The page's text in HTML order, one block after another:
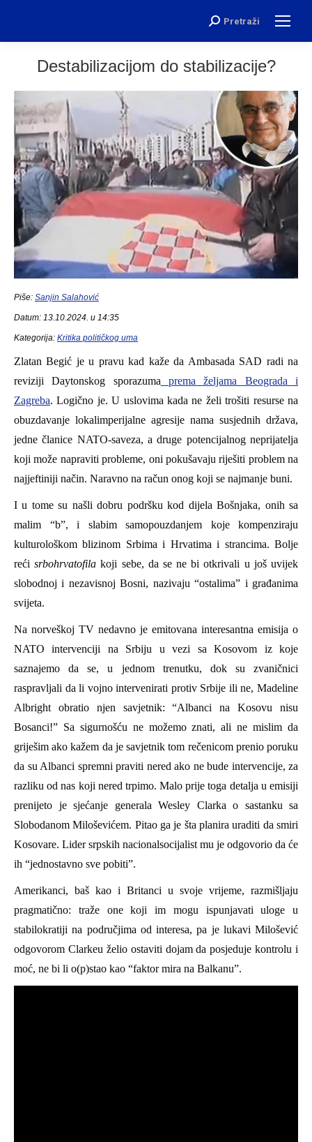
Search:
Pretraži
Destabilizacijom do stabilizacije?
Piše: Sanjin Salahović
Datum: 13.10.2024. u 14:35
Kategorija: Kritika političkog uma
ZlatanBegić je u pravu kad kaže da Ambasada SAD radi na
reviziji Daytonskog sporazuma prema željama Beograda i
Zagreba. Logično je. U uslovima kada ne želi trošiti resurse na
obuzdavanje lokalimperijalne agresije nama susjednih država,
jedne članice NATO-saveza, a druge potencijalnog neprijatelja
koji može napraviti probleme, oni pokušavaju riješiti problem na
najjeftiniji način. Naravno na račun onog koji se najmanje buni.
I u tome su našli dobru podrškukod dijelaBošnjaka, onih sa
malim “b”, i slabim samopouzdanjem koje kompenziraju
kulturološkom blizinom Srbima i Hrvatima i strancima.Bolje
rećisrbohrvatofila koji sebe, da se ne bi otkrivali u još uvijek
slobodnoji nezavisnoj Bosni, nazivaju “ostalima” i građanima
svijeta.
Na norveškoj TV nedavno je emitovana interesantna emisija o
NATO intervenciji na Srbiju u vezi sa Kosovom iz koje
saznajemo da se, u jednom trenutku, dok su zvaničnici
raspravljali da li vojnointervenirati protiv Srbije ili ne, Madeline
Albright obratio njen savjetnik: “Albanci na Kosovu nisu
Bosanci!” Sa sigurnošću ne možemo znati, ali ne mislim da
griješim ako kažem da je savjetnik tom rečenicom prenio poruku
da su Albanci spremni praviti nered ako ne bude intervencije, za
razliku od nas koji nered trpimo.Malo prije toga detalja u emisiji
prenijeto je sjećanje generala Wesley Clarka o sastanku sa
Slobodanom Miloševićem. Pitao ga je štaplanira uraditi da smiri
Kosovare. Lider srpskih nacionalsocijalist mu je odgovorio da će
ih “jednostavno sve pobiti”.
Amerikanci, baš kao i Britanci u svoje vrijeme, razmišljaju
pragmatično: tražeone koji im mogu ispunjavati uloge u
stabilokratiji na područjima od interesa, pa je lukavi Milošević
odgovorom Clarkeu želioostaviti dojam da posjeduje kontrolu i
moć, ne bi li o(p)stao kao “faktor mira na Balkanu”.